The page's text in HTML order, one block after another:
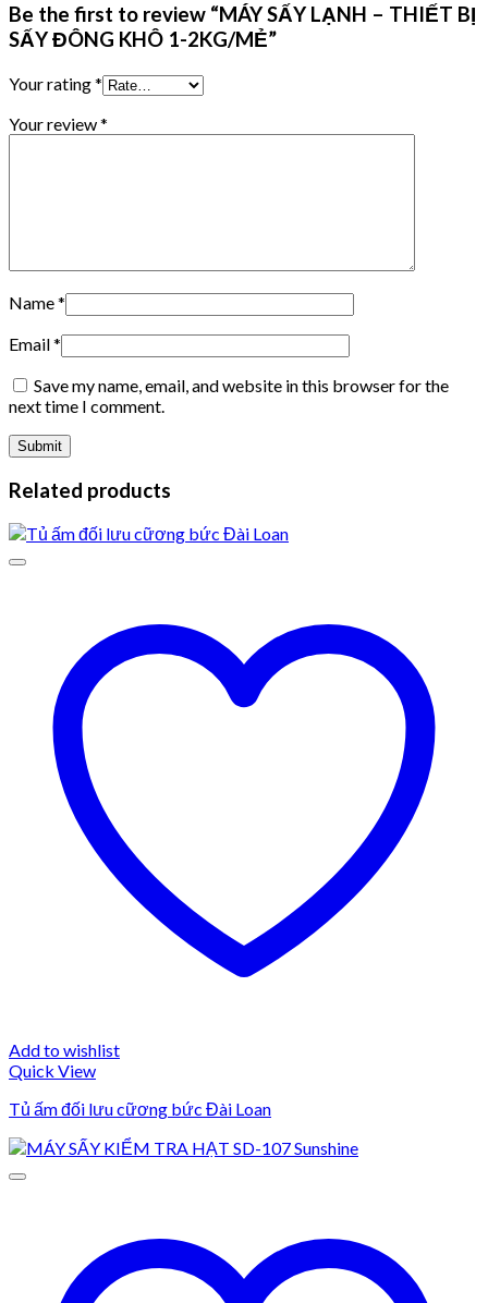
Be the first to review “MÁY SẤY LẠNH – THIẾT BỊ
SẤY ĐÔNG KHÔ 1-2KG/MẺ”
Your rating*
Your review*
Name*
Email*
Save my name, email, and website in this browser for the
next time I comment.
Related products
Add to wishlist
Quick View
Tủ ấm đối lưu cữơng bức Đài Loan